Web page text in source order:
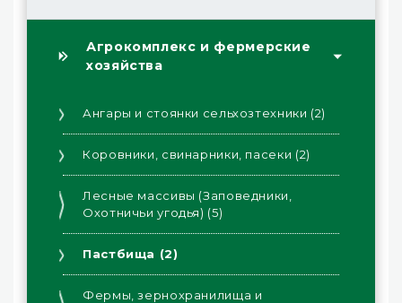
Агрокомплекс и фермерские
хозяйства
Ангары и стоянки сельхозтехники (2)
Коровники, свинарники, пасеки (2)
Лесные массивы (Заповедники,
Охотничьи угодья) (5)
Пастбища (2)
Фермы, зернохранилища и